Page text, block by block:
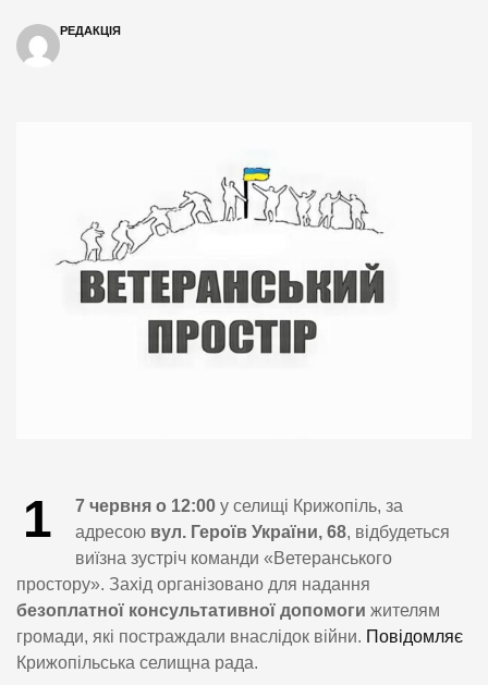
РЕДАКЦІЯ
1 7 червня о 12:00 у селищі Крижопіль, за
адресою вул. Героїв України, 68, відбудеться
виїзна зустріч команди «Ветеранського
простору». Захід організовано для надання
безоплатної консультативної допомоги жителям
громади, які постраждали внаслідок війни. Повідомляє
Крижопільська селищна рада.